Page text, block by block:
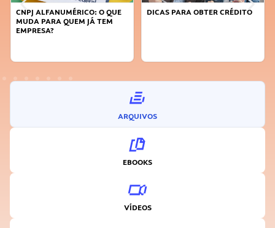
CNPJ ALFANUMÉRICO: O QUE
MUDA PARA QUEM JÁ TEM
EMPRESA?
DICAS PARA OBTER CRÉDITO
ARQUIVOS
EBOOKS
VÍDEOS